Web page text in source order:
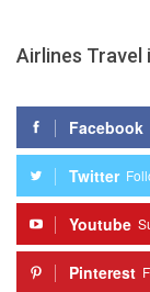
Airlines Travel
Facebook
Twitter
Youtube
Pinterest